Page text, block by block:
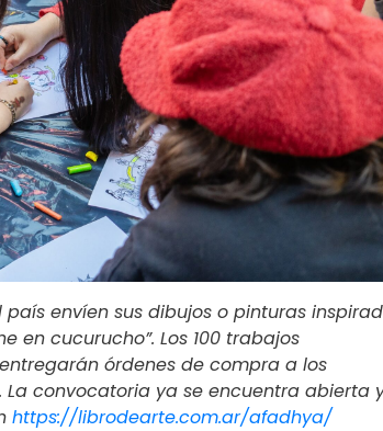
envíen sus dibujos o pinturas
en cucurucho”. Los 100 trabajos
órdenes de compra a los
convocatoria ya se encuentra abierta
https://librodearte.com.ar/afadhya/